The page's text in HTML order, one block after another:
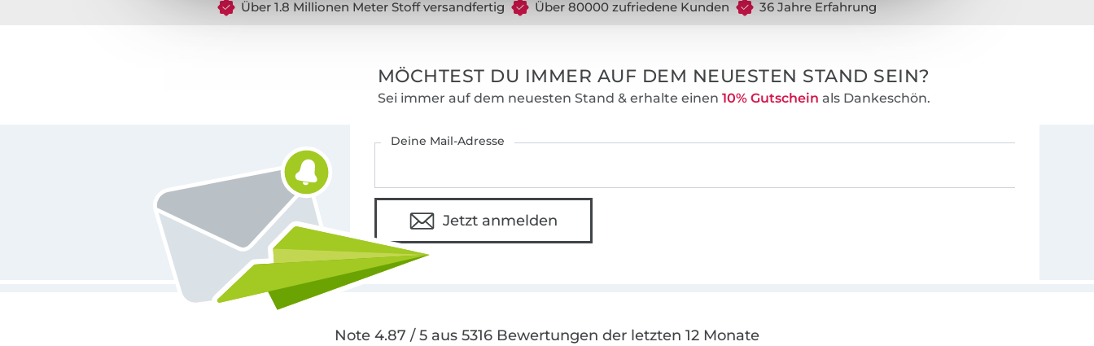
immer besonders ausführlich und gut bebildert, damit
Schnittanpassung ermöglichen darüber hinaus die
Fertigung optimal sitzender Kleidung.
Über 1.8 Millionen Meter Stoff versandfertig Über 80000 zufriedene Kunden 36 Jahre Erfahrung
MÖCHTEST DU IMMER AUF DEM NEUESTEN STAND SEIN?
Sei immer auf dem neuesten Stand & erhalte einen 10% Gutschein als Dankeschön.
Deine Mail-Adresse
Jetzt anmelden
Note 4.87 / 5 aus 5316 Bewertungen der letzten 12 Monate